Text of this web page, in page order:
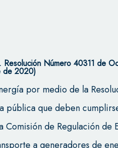
Resolución Número 40311 de
de 2020)
por medio de la
pública que deben
de Regulación de
a generadores de